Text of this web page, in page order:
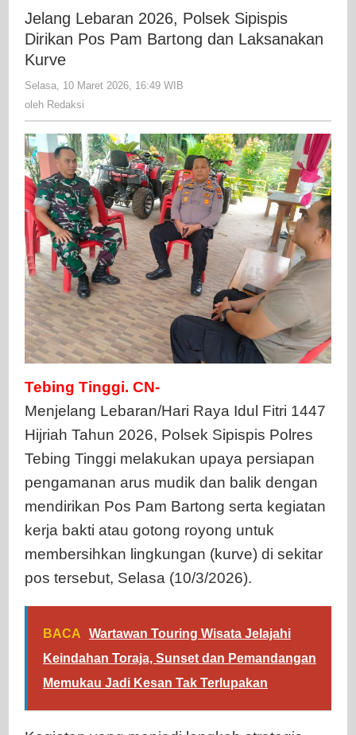
Polsek
Bartong
dan
Kurve
Jelang Lebaran 2026, Polsek Sipispis
Dirikan Pos Pam Bartong dan Laksanakan
Kurve
Selasa, 10 Maret 2026, 16:49 WIB
oleh Redaksi
Tebing Tinggi. CN-
Menjelang Lebaran/Hari Raya Idul Fitri 1447
Hijriah Tahun 2026, Polsek Sipispis Polres
Tebing Tinggi melakukan upaya persiapan
pengamanan arus mudik dan balik dengan
mendirikan Pos Pam Bartong serta kegiatan
kerja bakti atau gotong royong untuk
membersihkan lingkungan (kurve) di sekitar
pos tersebut, Selasa (10/3/2026).
BACA
Wartawan Touring Wisata Jelajahi
Keindahan Toraja, Sunset dan Pemandangan
Memukau Jadi Kesan Tak Terlupakan